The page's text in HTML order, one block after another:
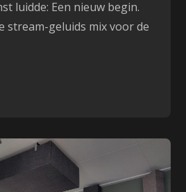
luidde: Een nieuw begin.
stream-geluids mix voor de